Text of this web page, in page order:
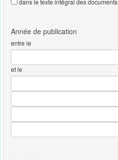
dans le texte intégral des documents
entre le
et le